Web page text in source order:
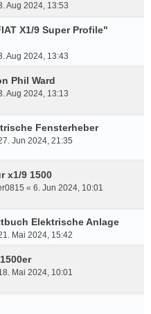
Aug 2024, 13:53
X1/9 Super Profile"
Aug 2024, 13:43
Phil Ward
Aug 2024, 13:13
Fensterheber
Jun 2024, 21:35
x1/9 1500
« 6. Jun 2024, 10:01
Elektrische Anlage
Mai 2024, 15:42
Mai 2024, 10:01